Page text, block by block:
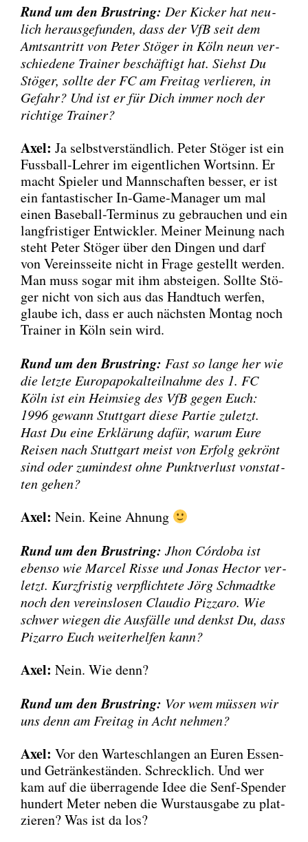
Rund um den Brust­ring: Der Kicker hat neu­
lich her­aus­ge­fun­den, dass der VfB seit dem
Amts­an­tritt von Peter Stö­ger in Köln neun ver­
schie­de­ne Trai­ner beschäf­tigt hat. Siehst Du
Stö­ger, soll­te der FC am Frei­tag ver­lie­ren, in
Gefahr? Und ist er für Dich immer noch der
rich­ti­ge Trai­ner?
Axel: Ja selbst­ver­ständ­lich. Peter Stö­ger ist ein
Fuss­ball-Leh­rer im eigent­li­chen Wort­sinn. Er
macht Spie­ler und Mann­schaf­ten bes­ser, er ist
ein fan­tas­ti­scher In-Game-Mana­ger um mal
einen Base­ball-Ter­mi­nus zu gebrau­chen und ein
lang­fris­ti­ger Ent­wick­ler. Mei­ner Mei­nung nach
steht Peter Stö­ger über den Din­gen und darf
von Ver­eins­sei­te nicht in Fra­ge gestellt wer­den.
Man muss sogar mit ihm abstei­gen. Soll­te Stö­
ger nicht von sich aus das Hand­tuch wer­fen,
glau­be ich, dass er auch nächs­ten Mon­tag noch
Trai­ner in Köln sein wird.
Rund um den Brust­ring: Fast so lan­ge her wie
die letz­te Euro­pa­po­kal­teil­nah­me des 1. FC
Köln ist ein Heim­sieg des VfB gegen Euch:
1996 gewann Stutt­gart die­se Par­tie zuletzt.
Hast Du eine Erklä­rung dafür, war­um Eure
Rei­sen nach Stutt­gart meist von Erfolg gekrönt
sind oder zumin­dest ohne Punkt­ver­lust von­stat­
ten gehen?
Axel: Nein. Kei­ne Ahnung
Rund um den Brust­ring: Jhon Cór­do­ba ist
eben­so wie Mar­cel Ris­se und Jonas Hec­tor ver­
letzt. Kurz­fris­tig ver­pflich­te­te Jörg Schmadt­ke
noch den ver­eins­lo­sen Clau­dio Piz­za­ro. Wie
schwer wie­gen die Aus­fäl­le und denkst Du, dass
Pizar­ro Euch wei­ter­hel­fen kann?
Axel: Nein. Wie denn?
Rund um den Brust­ring: Vor wem müs­sen wir
uns denn am Frei­tag in Acht neh­men?
Axel: Vor den War­te­schlan­gen an Euren Essen-
und Geträn­ke­stän­den. Schreck­lich. Und wer
kam auf die über­ra­gen­de Idee die Senf-Spen­der
hun­dert Meter neben die Wurst­aus­ga­be zu plat­
zie­ren? Was ist da los?